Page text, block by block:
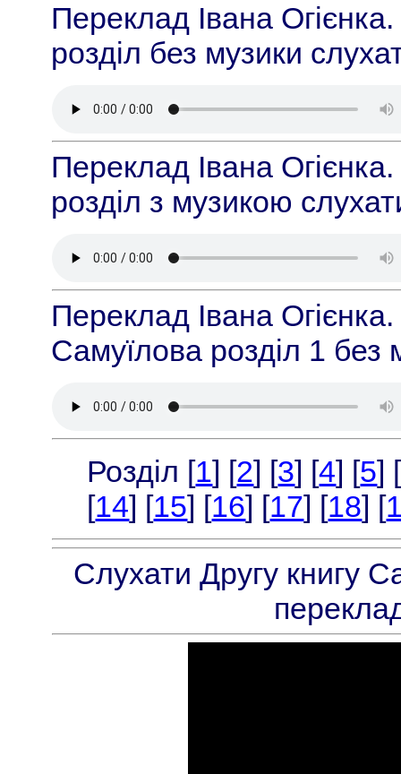
Переклад Івана
розділ без музики
Переклад Івана
розділ з музикою
Переклад Івана
Самуїлова розділ 1 без
Розділ [1] [2] [3] [4] [5] [
[14] [15] [16] [17] [18] [
Слухати Другу книгу